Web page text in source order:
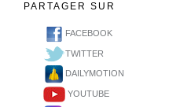
PARTAGER SUR
FACEBOOK
TWITTER
DAILYMOTION
YOUTUBE